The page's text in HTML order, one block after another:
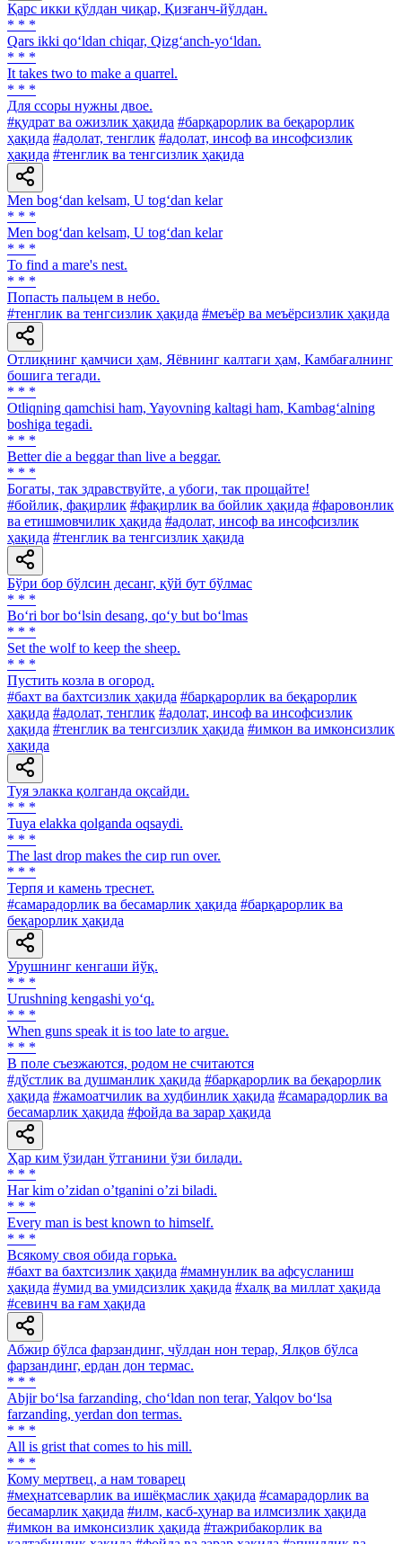
Қарс икки қўлдан чиқар, Қизғанч-йўлдан.
* * *
Qars ikki qo‘ldan chiqar, Qizg‘anch-yo‘ldan.
* * *
It takes two to make a quarrel.
* * *
Для ссоры нужны двое.
#қудрат ва ожизлик ҳақида #барқарорлик ва беқарорлик
ҳақида #адолат, тенглик #адолат, инсоф ва инсофсизлик
ҳақида #тенглик ва тенгсизлик ҳақида
Men bog‘dan kelsam, U tog‘dan kelar
* * *
Men bog‘dan kelsam, U tog‘dan kelar
* * *
То find а mare's nest.
* * *
Попасть пальцем в небо.
#тенглик ва тенгсизлик ҳақида #меъёр ва меъёрсизлик ҳақида
Отлиқнинг қамчиси ҳам, Яёвнинг калтаги ҳам, Камбағалнинг
бошига тегади.
* * *
Otliqning qamchisi ham, Yayovning kaltagi ham, Kambag‘alning
boshiga tegadi.
* * *
Better die a beggar than live a beggar.
* * *
Богаты, так здравствуйте, a убоги, так прощайте!
#бойлик, фақирлик #фақирлик ва бойлик ҳақида #фаровонлик
ва етишмовчилик ҳақида #адолат, инсоф ва инсофсизлик
ҳақида #тенглик ва тенгсизлик ҳақида
Бўри бор бўлсин десанг, қўй бут бўлмас
* * *
Bo‘ri bor bo‘lsin desang, qo‘y but bo‘lmas
* * *
Set the wolf to keep the sheep.
* * *
Пустить козла в огород.
#бахт ва бахтсизлик ҳақида #барқарорлик ва беқарорлик
ҳақида #адолат, тенглик #адолат, инсоф ва инсофсизлик
ҳақида #тенглик ва тенгсизлик ҳақида #имкон ва имконсизлик
ҳақида
Туя элакка қолганда оқсайди.
* * *
Tuya elakka qolganda oqsaydi.
* * *
The last drop makes the сир run over.
* * *
Терпя и камень треснет.
#самарадорлик ва бесамарлик ҳақида #барқарорлик ва
беқарорлик ҳақида
Урушнинг кенгаши йўқ.
* * *
Urushning kengashi yo‘q.
* * *
When guns speak it is too late to argue.
* * *
В поле съезжаются, родом не считаются
#дўстлик ва душманлик ҳақида #барқарорлик ва беқарорлик
ҳақида #жамоатчилик ва худбинлик ҳақида #самарадорлик ва
бесамарлик ҳақида #фойда ва зарар ҳақида
Ҳар ким ўзидан ўтганини ўзи билади.
* * *
Har kim oʼzidan oʼtganini oʼzi biladi.
* * *
Every man is best known to himself.
* * *
Всякому своя обида горька.
#бахт ва бахтсизлик ҳақида #мамнунлик ва афсусланиш
ҳақида #умид ва умидсизлик ҳақида #халқ ва миллат ҳақида
#севинч ва ғам ҳақида
Абжир бўлса фарзандинг, чўлдан нон терар, Ялқов бўлса
фарзандинг, ердан дон термас.
* * *
Abjir bo‘lsa farzanding, cho‘ldan non terar, Yalqov bo‘lsa
farzanding, yerdan don termas.
* * *
All is grist that comes to his mill.
* * *
Кому мертвец, а нам товарец
#меҳнатсеварлик ва ишёқмаслик ҳақида #самарадорлик ва
бесамарлик ҳақида #илм, касб-ҳунар ва илмсизлик ҳақида
#имкон ва имконсизлик ҳақида #тажрибакорлик ва